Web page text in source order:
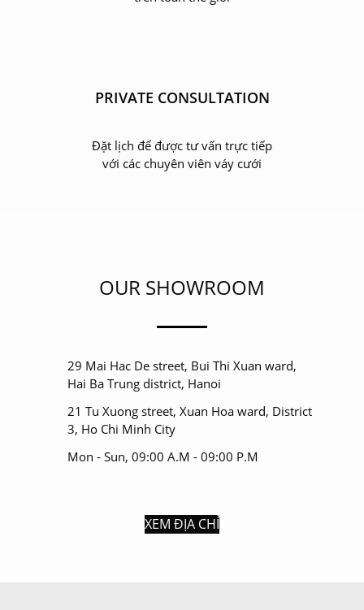
PRIVATE CONSULTATION
Đặt lịch để được tư vấn trực tiếp
với các chuyên viên váy cưới
OUR SHOWROOM
29 Mai Hac De street, Bui Thi Xuan ward,
Hai Ba Trung district, Hanoi
21 Tu Xuong street, Xuan Hoa ward, District
3, Ho Chi Minh City
Mon - Sun, 09:00 A.M - 09:00 P.M
XEM ĐỊA CHỈ